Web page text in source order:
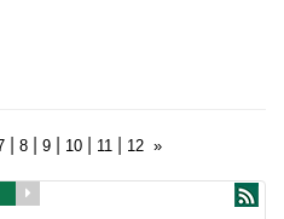
| 8| 9| 10| 11 12 »